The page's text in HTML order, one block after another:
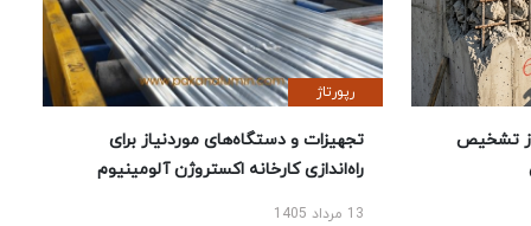
تشخیص
رپورتاژ
تجهیزات و دستگاه‌های موردنیاز برای
راه‌اندازی کارخانه اکستروژن آلومینیوم
13 مرداد 1405